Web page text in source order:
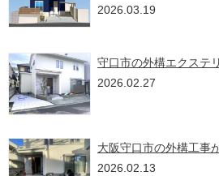
2026.03.19
守口市の外構エクステ
2026.02.27
大阪守口市の外構工事
2026.02.13